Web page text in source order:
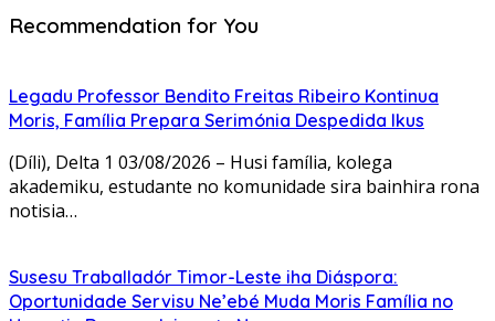
Recommendation for You
Legadu Professor Bendito Freitas Ribeiro Kontinua
Moris, Família Prepara Serimónia Despedida Ikus
(Díli), Delta 1 03/08/2026 – Husi família, kolega
akademiku, estudante no komunidade sira bainhira rona
notisia…
Susesu Traballadór Timor-Leste iha Diáspora:
Oportunidade Servisu Ne’ebé Muda Moris Família no